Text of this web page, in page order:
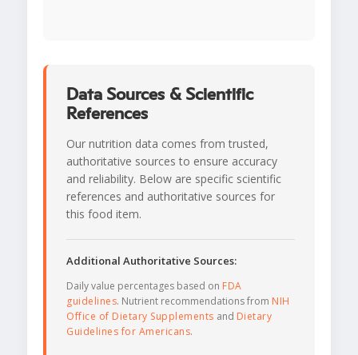
Data Sources & Scientific
References
Our nutrition data comes from trusted,
authoritative sources to ensure accuracy
and reliability. Below are specific scientific
references and authoritative sources for
this food item.
Additional Authoritative Sources:
Daily value percentages based on FDA
guidelines. Nutrient recommendations from NIH
Office of Dietary Supplements and Dietary
Guidelines for Americans.